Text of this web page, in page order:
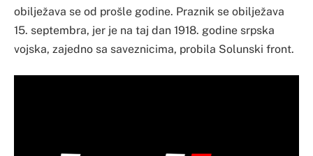
obilježava se od prošle godine. Praznik se obilježava
15. septembra, jer je na taj dan 1918. godine srpska
vojska, zajedno sa saveznicima, probila Solunski front.